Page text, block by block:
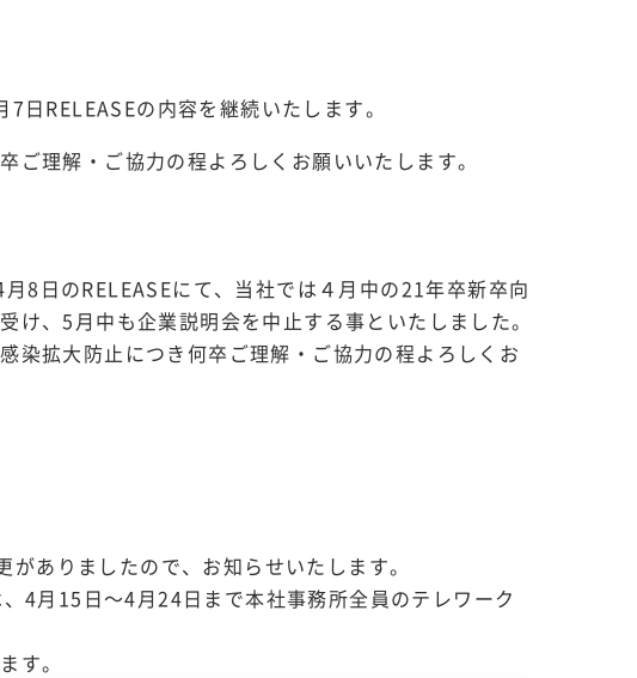
RELEASEの内容を継続いたします。
理解・ご協力の程よろしくお願いいたします。
8日のRELEASEにて、当社では４月中の21年卒新卒向
、5月中も企業説明会を中止する事といたしました。
染拡大防止につき何卒ご理解・ご協力の程よろしくお
ありましたので、お知らせいたします。
4月15日～4月24日まで本社事務所全員のテレワーク
す。